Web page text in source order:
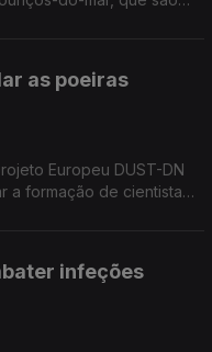
as poeiras
Europeu DUST-DN
a formação de cientistas
infeções